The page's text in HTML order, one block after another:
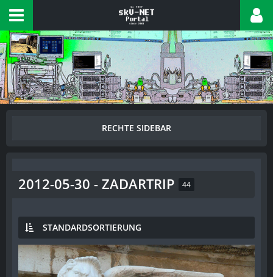
2012-05-30 - ZADARTRIP 44
STANDARDSORTIERUNG